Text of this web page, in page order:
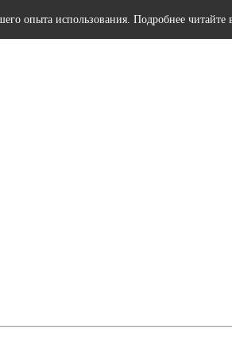
опыта использования. Подробнее читайте